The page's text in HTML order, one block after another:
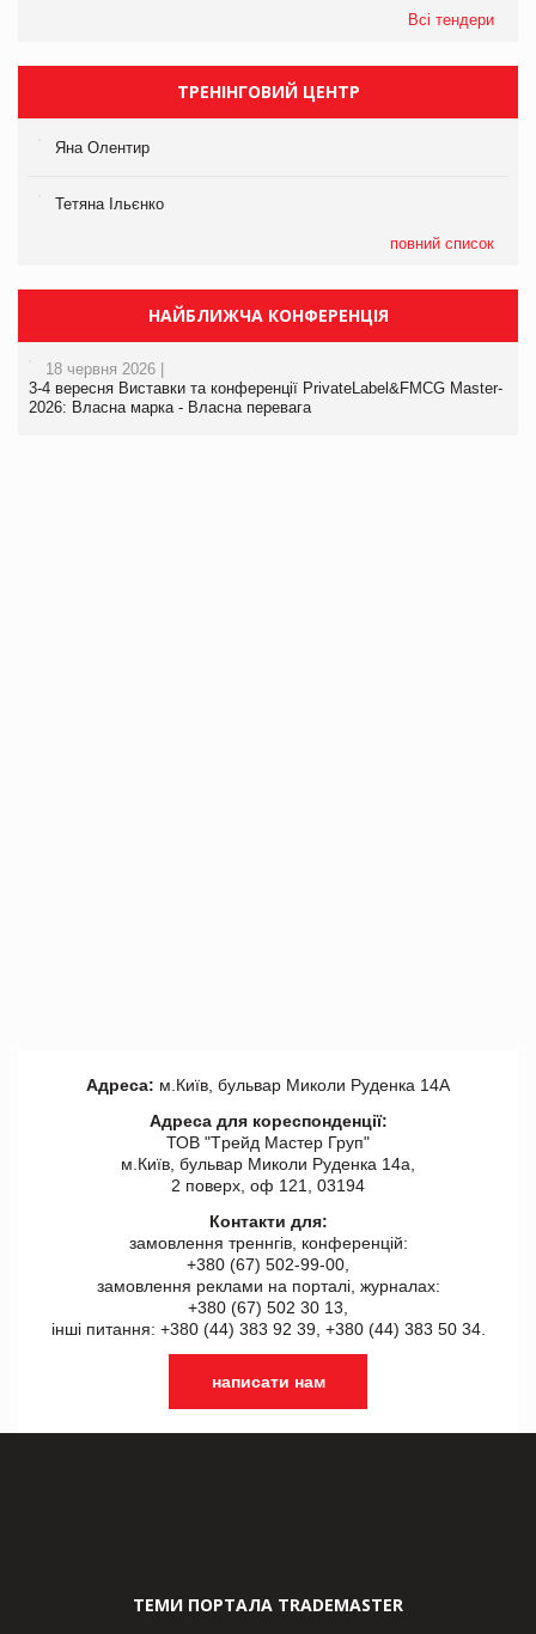
Всі тендери
ТРЕНІНГОВИЙ ЦЕНТР
Яна Олентир
Тетяна Ільєнко
повний список
НАЙБЛИЖЧА КОНФЕРЕНЦІЯ
18 червня 2026 |
3-4 вересня Виставки та конференції PrivateLabel&FMCG Master-
2026: Власна марка - Власна перевага
Адреса: м.Київ, бульвар Миколи Руденка 14А
Адреса для кореспонденції:
ТОВ "Tрейд Мастер Груп"
м.Київ, бульвар Миколи Руденка 14а,
2 поверх, оф 121, 03194
Контакти для:
замовлення треннгів, конференцій:
+380 (67) 502-99-00,
замовлення реклами на порталі, журналах:
+380 (67) 502 30 13,
інші питання: +380 (44) 383 92 39, +380 (44) 383 50 34.
написати нам
ТЕМИ ПОРТАЛА TRADEMASTER